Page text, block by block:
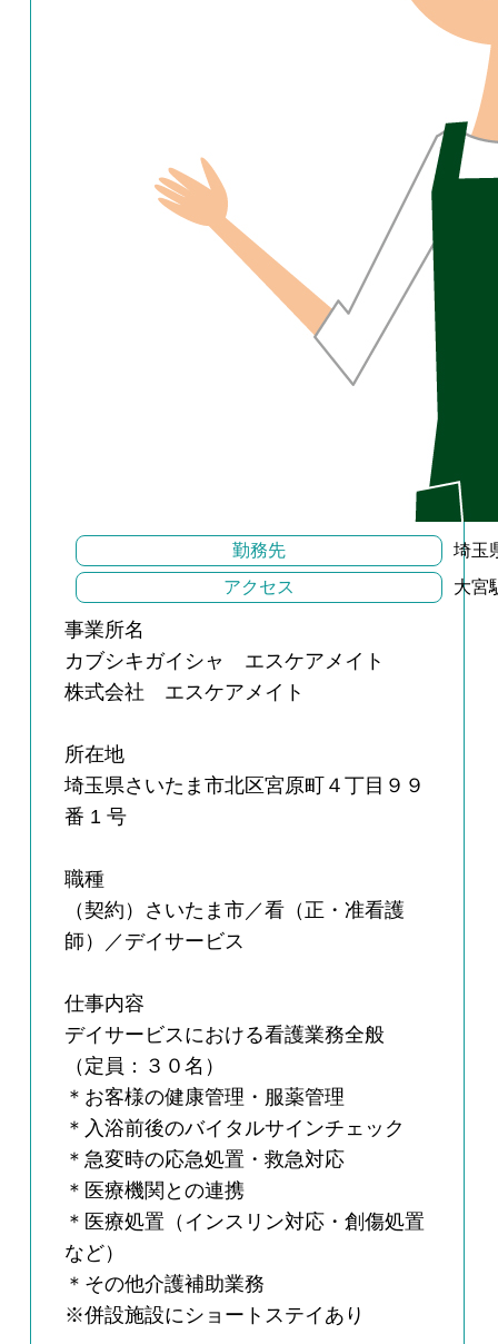
勤務先
埼玉
アクセス
大宮
事業所名
カブシキガイシャ エスケアメイト
株式会社 エスケアメイト
所在地
埼玉県さいたま市北区宮原町４丁目９９
番 1 号
職種
（契約）さいたま市／看（正・准看護
師）／デイサービス
仕事内容
デイサービスにおける看護業務全般
（定員：３０名）
＊お客様の健康管理・服薬管理
＊入浴前後のバイタルサインチェック
＊急変時の応急処置・救急対応
＊医療機関との連携
＊医療処置（インスリン対応・創傷処置
など）
＊その他介護補助業務
※併設施設にショートステイあり